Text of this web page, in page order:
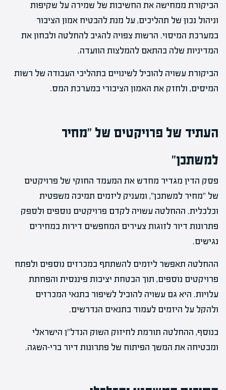
הביקורת ממחישה את החשיבות של שמירה על שקיפות
וניהול נכון של תהליכים, על מנת להבטיח אמון הציבור
במערכת המיסוי. הרשות צפויה להגיב להחלטה ולבחון את
המדיניות שלה בהתאם להמלצות הוועדה.
הביקורת עשויה להוביל לשינויים בתהליכי העבודה של רשות
המיסים, ולחזק את האמון הציבורי במערכת המס.
העתיד של פרויקטים של "מחיר
למשתכן"
פסק הדין מגדיר מחדש את המעמד החוקי של פרויקטים
של "מחיר למשתכן", ומעניק ליזמים תמיכה משפטית
וכלכלית. ההחלטה עשויה לקדם פרויקטים נוספים ולספק
פתרונות דיור לזוגות צעירים המחפשים דירות במחירים
נגישים.
ההחלטה תאפשר ליזמים להשתתף במכרזים נוספים ולפתח
פרויקטים נוספים, תוך הבטחת יציבות פיננסית והפחתת
עלויות. היא גם עשויה להוביל לשיפור בתנאי המכרזים
ולהקל על היזמים לעמוד בתנאים הנדרשים.
בנוסף, ההחלטה תורמת לחיזוק השוק הנדל"ן הישראלי
ומבטיחה את המשך הפיתוח של פתרונות דיור ברי-השגה.